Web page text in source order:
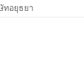
ทอยุธยา